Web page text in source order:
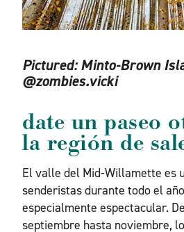
Pictured:Minto-Brown
@zombies.vicki
date un paseo
la región de
El valle del Mid-Willamette es
senderistas durante todo el
especialmente espectacular.
septiembre hasta noviembre,